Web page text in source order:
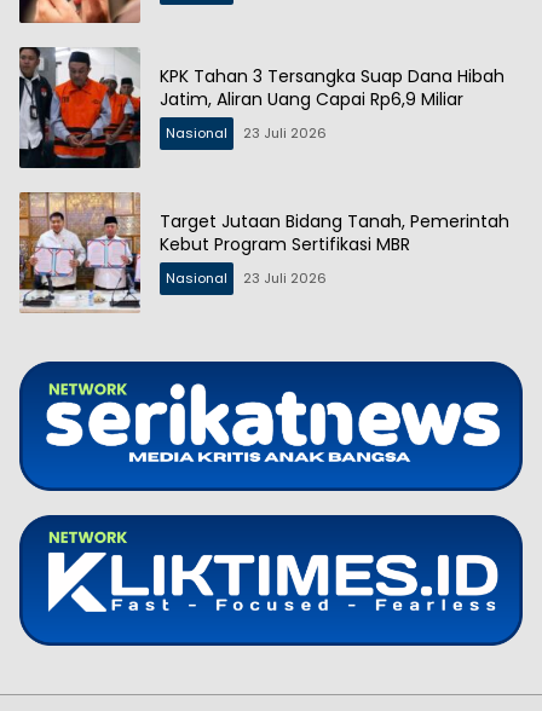
KPK Tahan 3 Tersangka Suap Dana Hibah
Jatim, Aliran Uang Capai Rp6,9 Miliar
Nasional 23 Juli 2026
Target Jutaan Bidang Tanah, Pemerintah
Kebut Program Sertifikasi MBR
Nasional 23 Juli 2026